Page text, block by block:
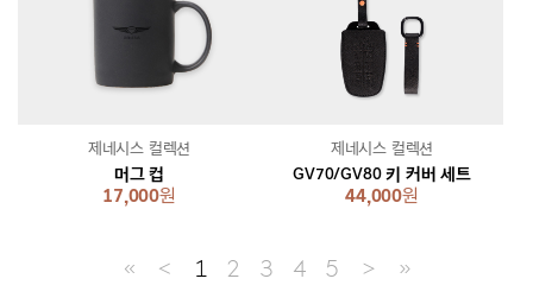
머그 컵
17,000원
제네시스 컬렉션
GV70/GV80 키 커버 세트
44,000원
제네시스 컬렉션
≪ ＜ 1 2 3 4 5 ＞ ≫